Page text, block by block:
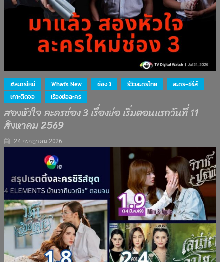
#ละครใหม่ What's New ช่อง 3 รีวิวละครไทย
ละคร-ซีรีส์
เกาะติดจอ
เรื่องย่อละคร
สองหัวใจ ละครช่อง 3 เรื่องย่อ เริ่มตอนแรกวันที่ 11
สิงหาคม 2569
24 กรกฎาคม 2026